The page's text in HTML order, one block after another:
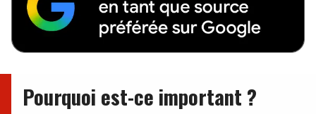
Pourquoi est-ce important ?